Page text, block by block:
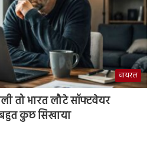
वायरल
तो भारत लौटे सॉफ्टवेयर
कुछ सिखाया